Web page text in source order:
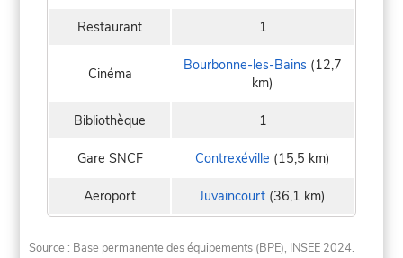
Restaurant 1
Cinéma Bourbonne-les-Bains (12,7
km)
Bibliothèque 1
Gare SNCF Contrexéville (15,5 km)
Aeroport Juvaincourt (36,1 km)
Source : Base permanente des équipements (BPE), INSEE 2024.